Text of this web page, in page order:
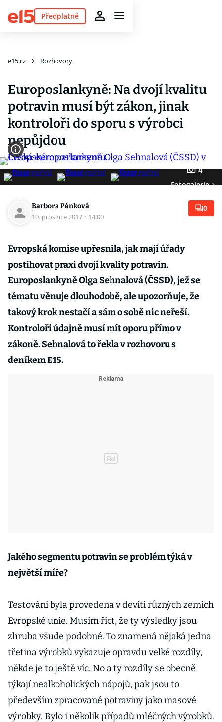
Předplatné
e15.cz Rozhovory
Europoslankyně: Na dvojí kvalitu
potravin musí být zákon, jinak
kontroloři do sporu s výrobci
nepůjdou
4
Fotogalerie
Barbora Pánková
10. prosince 2017 · 14:00
0
Evropská komise upřesnila, jak mají úřady
postihovat praxi dvojí kvality potravin.
Europoslankyně Olga Sehnalová (ČSSD), jež se
tématu věnuje dlouhodobě, ale upozorňuje, že
takový krok nestačí a sám o sobě nic neřeší.
Kontroloři údajně musí mít oporu přímo v
zákoně. Sehnalová to řekla v rozhovoru s
deníkem E15.
Jakého segmentu potravin se problém týká v
největší míře?
Testování byla provedena v devíti různých zemích
Evropské unie. Musím říct, že ty výsledky jsou
zhruba všude podobné. To znamená nějaká jedna
třetina výrobků vykazuje opravdu velké rozdíly,
někde je to ještě víc. No a ty rozdíly se obecně
týkají nealkoholických nápojů, pak jsou to
především zpracované potraviny jako masové
výrobky. Bylo i několik případů mléčných výrobků.